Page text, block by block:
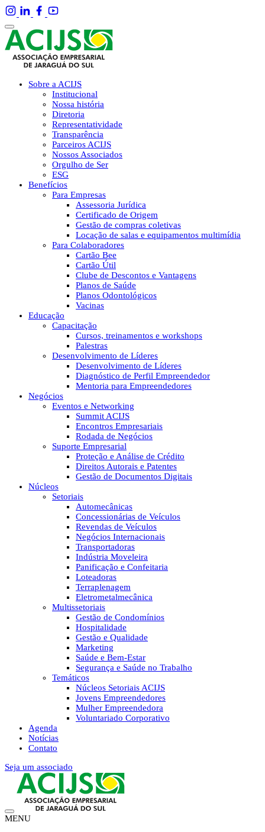
Sobre a ACIJS
Institucional
Nossa história
Diretoria
Representatividade
Transparência
Parceiros ACIJS
Nossos Associados
Orgulho de Ser
ESG
Benefícios
Para Empresas
Assessoria Jurídica
Certificado de Origem
Gestão de compras coletivas
Locação de salas e equipamentos multimídia
Para Colaboradores
Cartão Bee
Cartão Útil
Clube de Descontos e Vantagens
Planos de Saúde
Planos Odontológicos
Vacinas
Educação
Capacitação
Cursos, treinamentos e workshops
Palestras
Desenvolvimento de Líderes
Desenvolvimento de Líderes
Diagnóstico de Perfil Empreendedor
Mentoria para Empreendedores
Negócios
Eventos e Networking
Summit ACIJS
Encontros Empresariais
Rodada de Negócios
Suporte Empresarial
Proteção e Análise de Crédito
Direitos Autorais e Patentes
Gestão de Documentos Digitais
Núcleos
Setoriais
Automecânicas
Concessionárias de Veículos
Revendas de Veículos
Negócios Internacionais
Transportadoras
Indústria Moveleira
Panificação e Confeitaria
Loteadoras
Terraplenagem
Eletrometalmecânica
Multissetoriais
Gestão de Condomínios
Hospitalidade
Gestão e Qualidade
Marketing
Saúde e Bem-Estar
Segurança e Saúde no Trabalho
Temáticos
Núcleos Setoriais ACIJS
Jovens Empreendedores
Mulher Empreendedora
Voluntariado Corporativo
Agenda
Notícias
Contato
Seja um associado
MENU